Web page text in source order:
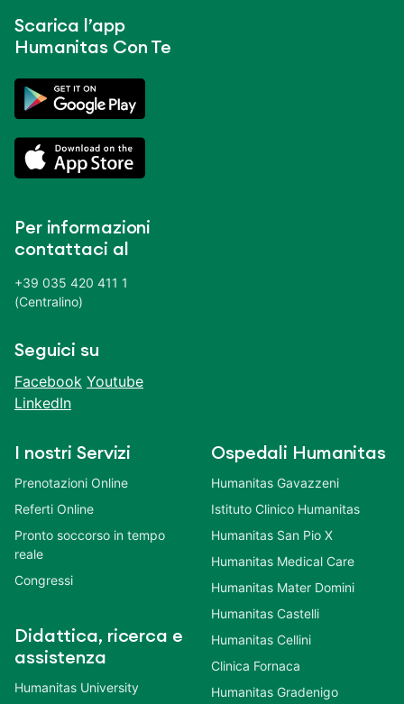
Scarica l’app
Humanitas Con Te
Per informazioni
contattaci al
+39 035 420 411 1
(Centralino)
Seguici su
Facebook Youtube
LinkedIn
I nostri Servizi
Prenotazioni Online
Referti Online
Pronto soccorso in tempo
reale
Congressi
Didattica, ricerca e
assistenza
Humanitas University
Ospedali Humanitas
Humanitas Gavazzeni
Istituto Clinico Humanitas
Humanitas San Pio X
Humanitas Medical Care
Humanitas Mater Domini
Humanitas Castelli
Humanitas Cellini
Clinica Fornaca
Humanitas Gradenigo